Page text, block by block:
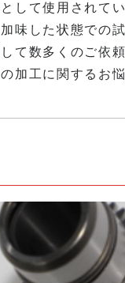
して使用されて
味した状態での
て数多くのご依
加工に関するお